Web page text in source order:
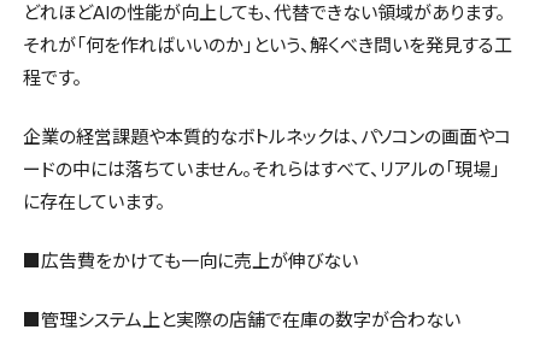
どれほどAIの性能が向上しても、代替できない領域があります。
それが「何を作ればいいのか」という、解くべき問いを発見する工
程です。
企業の経営課題や本質的なボトルネックは、パソコンの画面やコ
ードの中には落ちていません。それらはすべて、リアルの「現場」
に存在しています。
■広告費をかけても一向に売上が伸びない
■管理システム上と実際の店舗で在庫の数字が合わない